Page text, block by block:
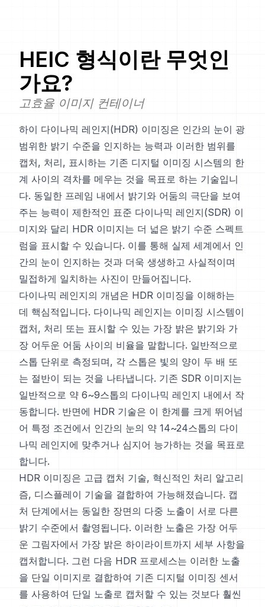
HEIC 형식이란 무엇인
가요?
고효율 이미지 컨테이너
하이 다이나믹 레인지(HDR) 이미징은 인간의 눈이 광
범위한 밝기 수준을 인지하는 능력과 이러한 범위를
캡처, 처리, 표시하는 기존 디지털 이미징 시스템의 한
계 사이의 격차를 메우는 것을 목표로 하는 기술입니
다. 동일한 프레임 내에서 밝기와 어둠의 극단을 보여
주는 능력이 제한적인 표준 다이나믹 레인지(SDR) 이
미지와 달리 HDR 이미지는 더 넓은 밝기 수준 스펙트
럼을 표시할 수 있습니다. 이를 통해 실제 세계에서 인
간의 눈이 인지하는 것과 더욱 생생하고 사실적이며
밀접하게 일치하는 사진이 만들어집니다.
다이나믹 레인지의 개념은 HDR 이미징을 이해하는
데 핵심적입니다. 다이나믹 레인지는 이미징 시스템이
캡처, 처리 또는 표시할 수 있는 가장 밝은 밝기와 가
장 어두운 어둠 사이의 비율을 말합니다. 일반적으로
스톱 단위로 측정되며, 각 스톱은 빛의 양이 두 배 또
는 절반이 되는 것을 나타냅니다. 기존 SDR 이미지는
일반적으로 약 6~9스톱의 다이나믹 레인지 내에서 작
동합니다. 반면에 HDR 기술은 이 한계를 크게 뛰어넘
어 특정 조건에서 인간의 눈의 약 14~24스톱의 다이
나믹 레인지에 맞추거나 심지어 능가하는 것을 목표로
합니다.
HDR 이미징은 고급 캡처 기술, 혁신적인 처리 알고리
즘, 디스플레이 기술을 결합하여 가능해졌습니다. 캡
처 단계에서는 동일한 장면의 다중 노출이 서로 다른
밝기 수준에서 촬영됩니다. 이러한 노출은 가장 어두
운 그림자에서 가장 밝은 하이라이트까지 세부 사항을
캡처합니다. 그런 다음 HDR 프로세스는 이러한 노출
을 단일 이미지로 결합하여 기존 디지털 이미징 센서
를 사용하여 단일 노출로 캡처할 수 있는 것보다 훨씬